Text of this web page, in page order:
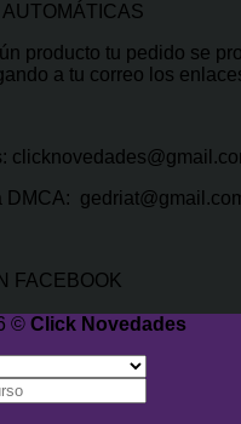
producto tu pedido se
a tu correo los
DMCA:
FACEBOOK
© Click Novedades